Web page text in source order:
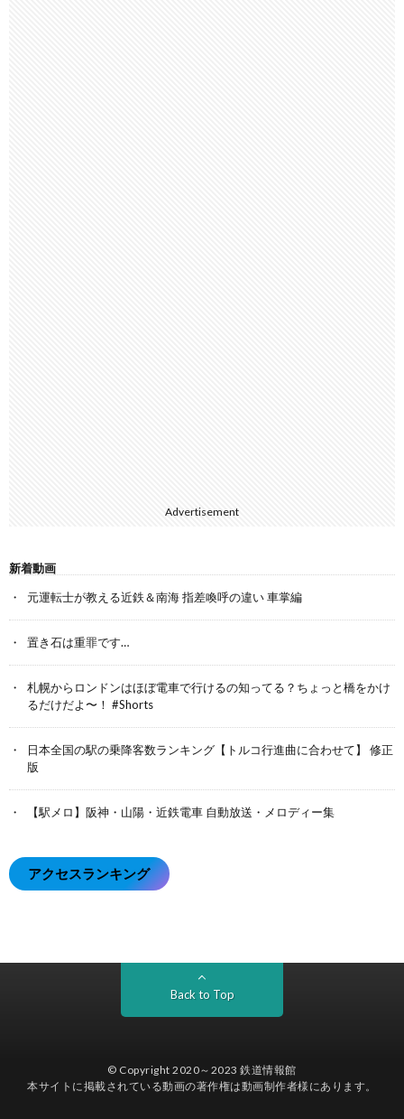
Advertisement
新着動画
元運転士が教える近鉄＆南海 指差喚呼の違い 車掌編
置き石は重罪です…
札幌からロンドンはほぼ電車で行けるの知ってる？ちょっと橋をかけ
るだけだよ〜！ #Shorts
日本全国の駅の乗降客数ランキング【トルコ行進曲に合わせて】 修正
版
【駅メロ】阪神・山陽・近鉄電車 自動放送・メロディー集
アクセスランキング
Back to Top
© Copyright 2020～2023鉄道情報館
本サイトに掲載されている動画の著作権は動画制作者様にあります。